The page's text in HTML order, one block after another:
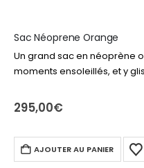
Sac Néoprene Orange
Un grand sac en néoprène
moments ensoleillés, et y
lunettes… tout y…
295,00€
AJOUTER AU PANIER